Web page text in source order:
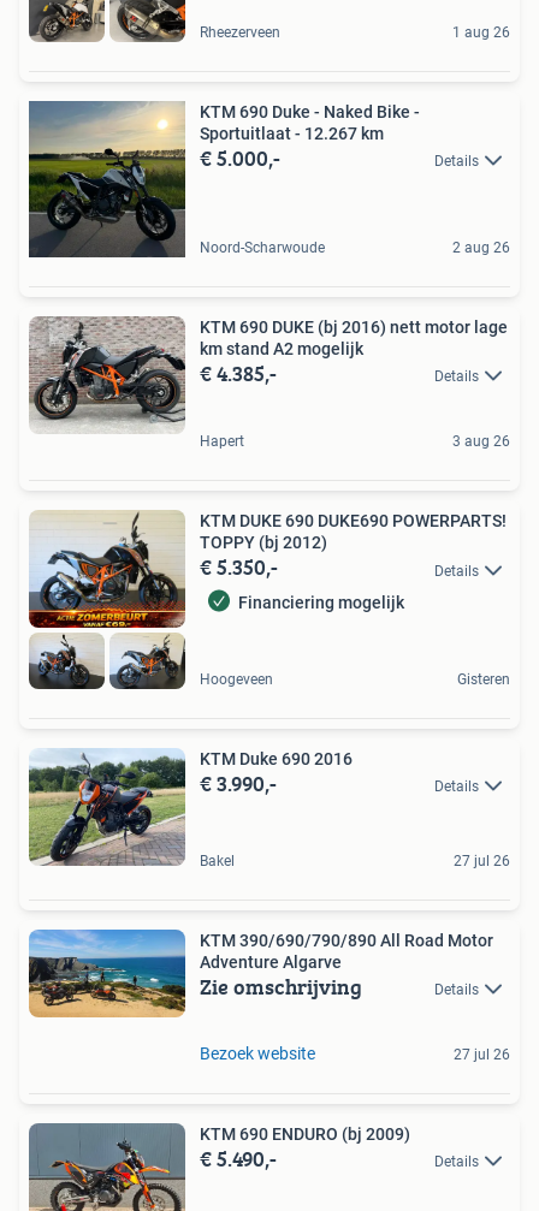
Rheezerveen 1 aug 26
KTM 690 Duke - Naked Bike -
Sportuitlaat - 12.267 km
€ 5.000,- Details
Noord-Scharwoude 2 aug 26
KTM 690 DUKE (bj 2016) nett motor lage
km stand A2 mogelijk
€ 4.385,- Details
Hapert 3 aug 26
KTM DUKE 690 DUKE690 POWERPARTS!
TOPPY (bj 2012)
€ 5.350,- Details
Financiering mogelijk
Hoogeveen Gisteren
KTM Duke 690 2016
€ 3.990,- Details
Bakel 27 jul 26
KTM 390/690/790/890 All Road Motor
Adventure Algarve
Zie omschrijving Details
Bezoek website 27 jul 26
KTM 690 ENDURO (bj 2009)
€ 5.490,- Details